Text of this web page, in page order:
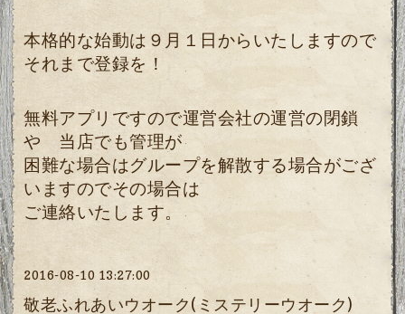
本格的な始動は９月１日からいたしますので
それまで登録を！
無料アプリですので運営会社の運営の閉鎖
や 当店でも管理が
困難な場合はグループを解散する場合がござ
いますのでその場合は
ご連絡いたします。
2016-08-10 13:27:00
敬老ふれあいウオーク(ミステリーウオーク)